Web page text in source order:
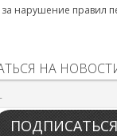
нарушение правил
НА
ПОДПИСАТЬСЯ